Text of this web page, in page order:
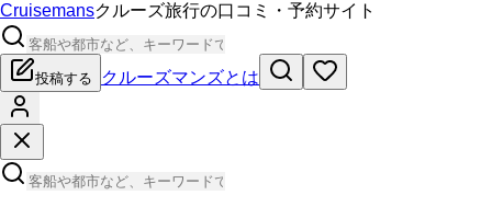
Cruisemansクルーズ旅行の口コミ・予約サイト
投稿する クルーズマンズとは